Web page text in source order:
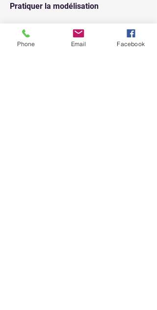
Pratiquer la modélisation
- Compétence 5 : Elaborer un système
de CAA personnalisé
Phone Email Facebook